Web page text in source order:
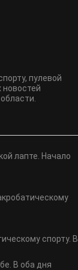
пулевой
новостей
лапте. Начало
спорту. В
В оба дня